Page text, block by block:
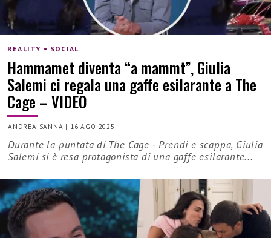
REALITY • SOCIAL
Hammamet diventa “a mammt”, Giulia
Salemi ci regala una gaffe esilarante a The
Cage – VIDEO
ANDREA SANNA | 16 AGO 2025
Durante la puntata di The Cage - Prendi e scappa, Giulia
Salemi si è resa protagonista di una gaffe esilarante...